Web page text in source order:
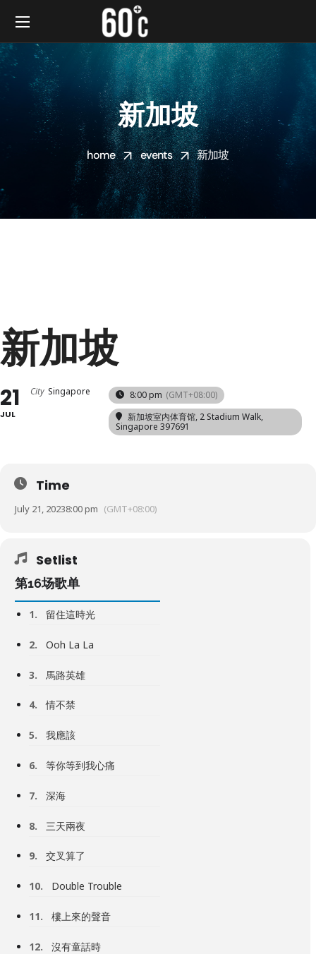
新加坡
home events 新加坡
新加坡
21
JUL
City Singapore 8:00 pm (GMT+08:00)
新加坡室内体育馆, 2 Stadium Walk,
Singapore 397691
Time
July 21, 20238:00 pm (GMT+08:00)
Setlist
第16场歌单
1. 留住這時光
2. Ooh La La
3. 馬路英雄
4. 情不禁
5. 我應該
6. 等你等到我心痛
7. 深海
8. 三天兩夜
9. 交叉算了
10. Double Trouble
11. 樓上來的聲音
12. 沒有童話時